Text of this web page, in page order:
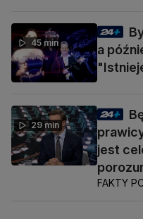
45 min
a
29 min
jest
FAKTY